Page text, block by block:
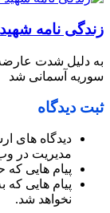
زندگی نامه
سوریه آسمانی شد
ثبت دیدگاه
دیدگاه های
مدیریت در
پیام هایی که
پیام هایی که
نخواهد شد.